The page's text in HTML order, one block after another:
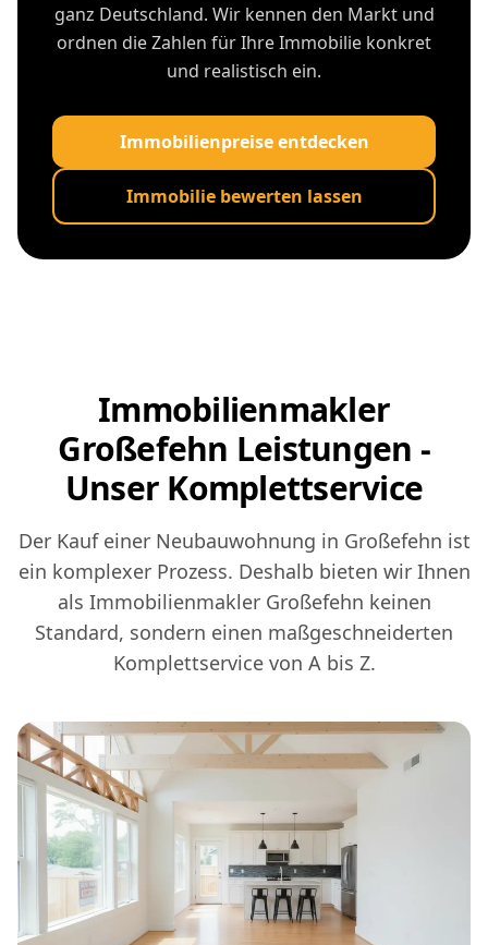
ganz Deutschland. Wir kennen den Markt und
ordnen die Zahlen für Ihre Immobilie konkret
und realistisch ein.
Immobilienpreise entdecken
Immobilie bewerten lassen
Immobilienmakler
Großefehn Leistungen -
Unser Komplettservice
Der Kauf einer Neubauwohnung in Großefehn ist
ein komplexer Prozess. Deshalb bieten wir Ihnen
als Immobilienmakler Großefehn keinen
Standard, sondern einen maßgeschneiderten
Komplettservice von A bis Z.